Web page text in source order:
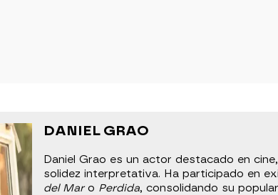
DANIEL GRAO
Daniel Grao es un actor destacado en
solidez interpretativa. Ha participado en
del Maro Perdida, consolidando su